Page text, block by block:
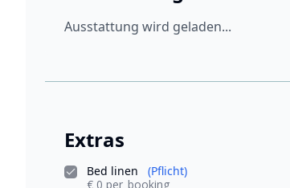
Ausstattung wird geladen...
Extras
Bed linen
(Pflicht)
€ 0 per_booking